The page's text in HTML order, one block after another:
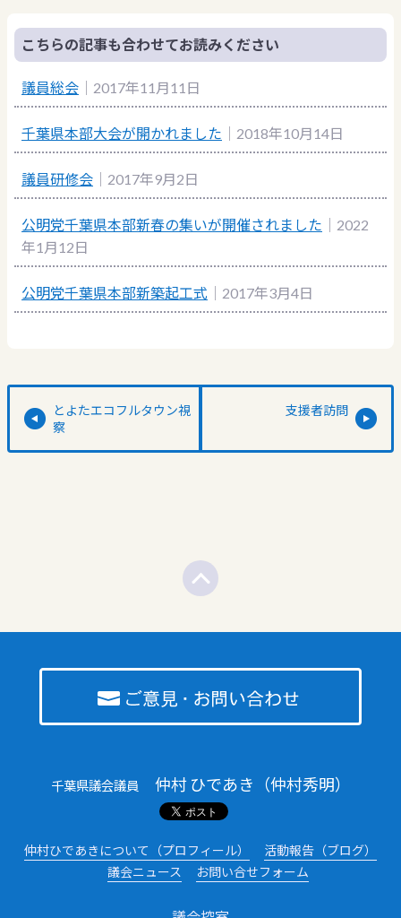
こちらの記事も合わせてお読みください
議員総会 ｜2017年11月11日
千葉県本部大会が開かれました ｜2018年10月14日
議員研修会 ｜2017年9月2日
公明党千葉県本部新春の集いが開催されました ｜2022
年1月12日
公明党千葉県本部新築起工式 ｜2017年3月4日
とよたエコフルタウン視
察
支援者訪問
千葉県議会議員 仲村 ひであき（仲村秀明）
仲村ひであきについて（プロフィール）
活動報告（ブログ）
議会ニュース
お問い合せフォーム